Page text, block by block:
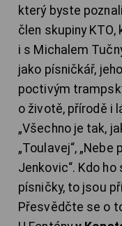
který byste
člen skupiny
i s Michalem
jako písničkář,
poctivým
o životě, přírodě i
„Všechno je tak,
„Toulavej“, „Nebe
Jenkovic“. Kdo
písničky, to jsou
Přesvědčte se o